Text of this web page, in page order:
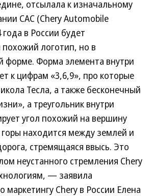
отсылала к изначальному
CAC (Chery Automobile
года в России будет
похожий логотип, но в
форме. Форма элемента внутри
к цифрам «3,6,9», про которые
Тесла, а также бесконечный
а треугольник внутри
угол похожий на вершину
находится между землей и
стремящаяся ввысь. Это
неустанного стремления Chery
— заявила
маркетингу Chery в России Елена